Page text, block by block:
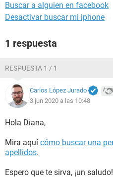
Buscar a alguien en facebook
Desactivar buscar mi iphone
1 respuesta
RESPUESTA 1 / 1
Carlos López Jurado
3 jun 2020 a las 10:48
Hola Diana,
Mira aquí cómo buscar una
apellidos.
Espero que te sirva, ¡un saludo!